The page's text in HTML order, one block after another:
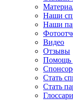
Наши
Наши
Видео
Отзывы
Помощь
Стать
Стать